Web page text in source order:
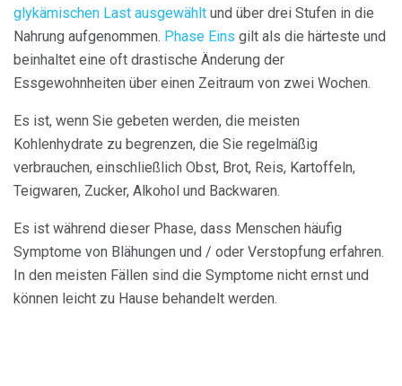
glykämischen Last ausgewählt und über drei Stufen in die
Nahrung aufgenommen. Phase Eins gilt als die härteste und
beinhaltet eine oft drastische Änderung der
Essgewohnheiten über einen Zeitraum von zwei Wochen.
Es ist, wenn Sie gebeten werden, die meisten
Kohlenhydrate zu begrenzen, die Sie regelmäßig
verbrauchen, einschließlich Obst, Brot, Reis, Kartoffeln,
Teigwaren, Zucker, Alkohol und Backwaren.
Es ist während dieser Phase, dass Menschen häufig
Symptome von Blähungen und / oder Verstopfung erfahren.
In den meisten Fällen sind die Symptome nicht ernst und
können leicht zu Hause behandelt werden.